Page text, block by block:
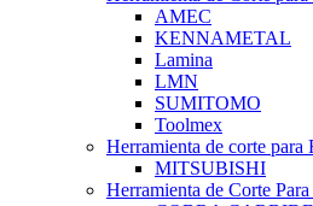
AMEC
KENNAMETAL
Lamina
LMN
SUMITOMO
Toolmex
Herramienta de corte para
MITSUBISHI
Herramienta de Corte